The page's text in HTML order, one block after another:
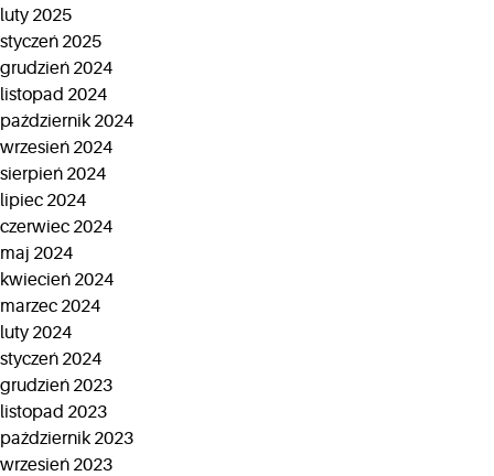
luty 2025
styczeń 2025
grudzień 2024
listopad 2024
październik 2024
wrzesień 2024
sierpień 2024
lipiec 2024
czerwiec 2024
maj 2024
kwiecień 2024
marzec 2024
luty 2024
styczeń 2024
grudzień 2023
listopad 2023
październik 2023
wrzesień 2023